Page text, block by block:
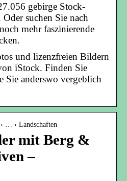
gebirge Stock-
suchen Sie nach
mehr faszinierende
und lizenzfreien Bildern
iStock. Finden Sie
Sie anderswo vergeblich
… › Landschaften
mit Berg &
–